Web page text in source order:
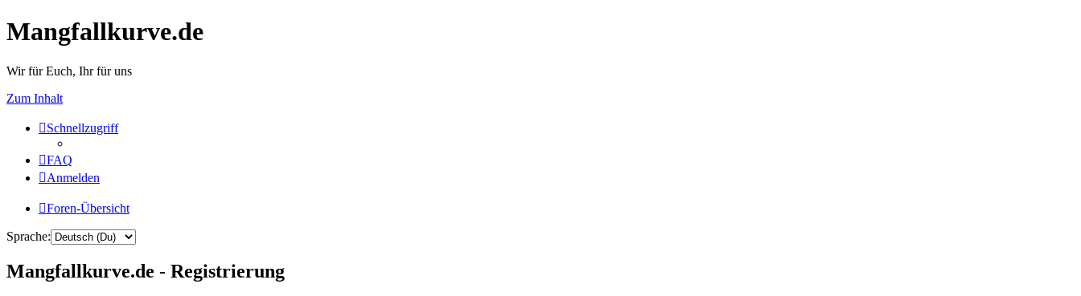
Mangfallkurve.de
Wir für Euch, Ihr für uns
Zum Inhalt
Schnellzugriff
FAQ
Anmelden
Foren-Übersicht
Sprache:
Mangfallkurve.de - Registrierung